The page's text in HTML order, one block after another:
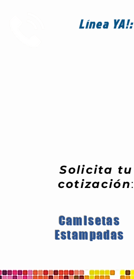
LíneaYA!:
Solicita tu
cotización:
Camisetas
Estampadas